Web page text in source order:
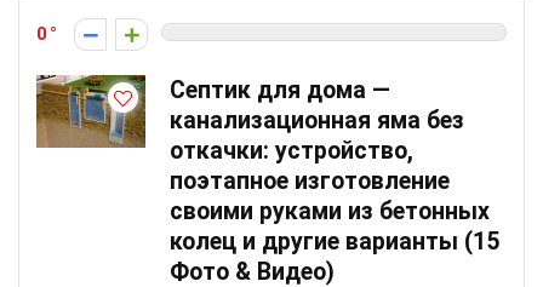
0
Септик для дома —
канализационная яма без
откачки: устройство,
поэтапное изготовление
своими руками из бетонных
колец и другие варианты (15
Фото & Видео)